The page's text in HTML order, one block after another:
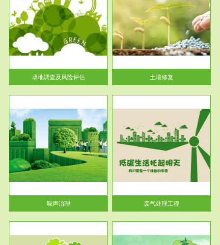
场地调查及风险评估
土壤修复
土壤修复
噪声治理
服务范围
废气处理工程
废气处理工程